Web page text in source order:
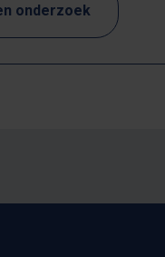
onderzoek